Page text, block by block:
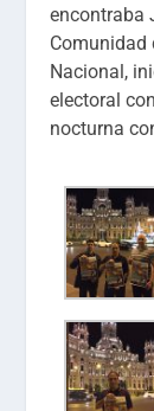
encontraba
Comunidad
Nacional,
electoral
nocturna